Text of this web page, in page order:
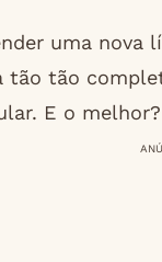
uma nova
tão
E o